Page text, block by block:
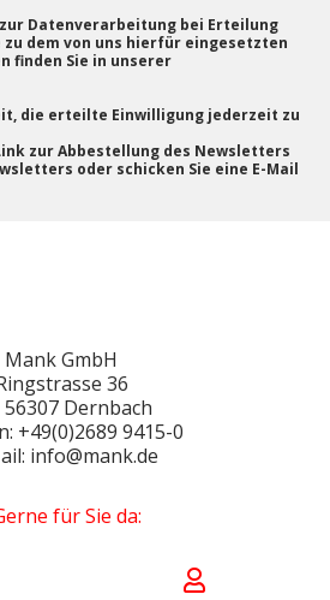
Datenverarbeitung bei Erteilung
dem von uns hierfür eingesetzten
finden Sie in unserer
die erteilte Einwilligung jederzeit zu
zur Abbestellung des Newsletters
oder schicken Sie eine E-Mail
Mank GmbH
36
56307 Dernbach
+49(0)2689 9415-0
info@mank.de
für Sie da: